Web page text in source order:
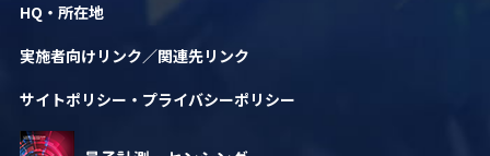
HQ・所在地
実施者向けリンク／関連先リンク
サイトポリシー・ プライバシーポリシー